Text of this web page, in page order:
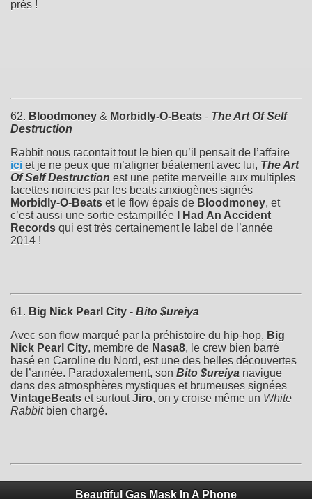
près !
62. Bloodmoney & Morbidly-O-Beats - The Art Of Self
Destruction
Rabbit nous racontait tout le bien qu’il pensait de l’affaire
ici et je ne peux que m’aligner béatement avec lui, The Art
Of Self Destruction est une petite merveille aux multiples
facettes noircies par les beats anxiogènes signés
Morbidly-O-Beats et le flow épais de Bloodmoney, et
c’est aussi une sortie estampillée
I Had An Accident
Records qui est très certainement le label de l’année
2014 !
61. Big Nick Pearl City - Bito $ureiya
Avec son flow marqué par la préhistoire du hip-hop, Big
Nick Pearl City, membre de Nasa8, le crew bien barré
basé en Caroline du Nord, est une des belles découvertes
de l’année. Paradoxalement, son Bito $ureiya navigue
dans des atmosphères mystiques et brumeuses signées
VintageBeats et surtoutJiro, on y croise même un White
Rabbitbien chargé.
Beautiful Gas Mask In A Phone